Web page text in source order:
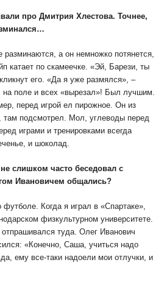
про Дмитрия Хлестова. Точнее,
а он немножко потянется,
катает по скамеечке. «Эй, Барези, ты
его. «Да я уже размялся», –
поле и всех «вырезал»! Был лучшим.
перед игрой ел пирожное. Он из
там подсмотрел. Мол, углеводы перед
играми и тренировками всегда
и шоколад.
слишком часто беседовал с
Ивановичем общались?
Когда я играл в «Спартаке»,
физкультурном университете.
туда. Олег Иванович
«Конечно, Саша, учиться надо
ему все-таки надоели мои отлучки, и